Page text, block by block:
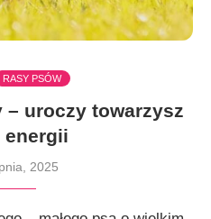
RASY PSÓW
uroczy towarzysz
energii
2025